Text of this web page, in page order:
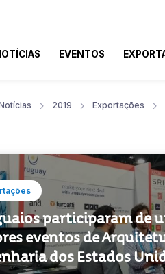
EVENTOS
2019 Exportações
participaram de
eventos de
dos Estados